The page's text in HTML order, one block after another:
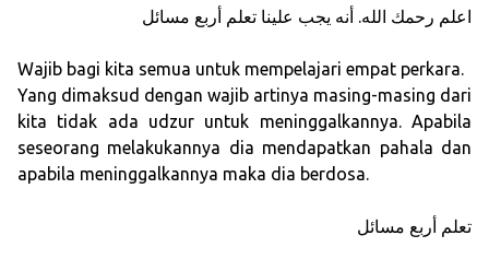
اعلم رحمك الله. أنه يجب علينا تعلم أربع مسائل
Wajib bagi kita semua untuk mempelajari empat perkara.
Yang dimaksud dengan wajib artinya masing-masing dari
kita tidak ada udzur untuk meninggalkannya. Apabila
seseorang melakukannya dia mendapatkan pahala dan
apabila meninggalkannya maka dia berdosa.
تعلم أربع مسائل